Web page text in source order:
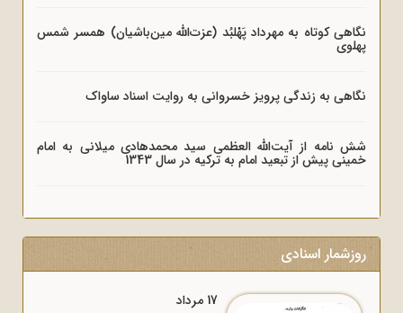
نگاهی کوتاه به مهرداد پَهْلبُد (عزت‌الله مین‌باشیان) همسر شمس
پهلوی
نگاهی به زندگی پرویز خسروانی به روایت اسناد ساواک
شش نامه از آیت‌الله العظمی سید محمدهادی میلانی به امام
خمینی پیش از تبعید امام به ترکیه در سال 1343
روزشمار اسنادی
17 مرداد